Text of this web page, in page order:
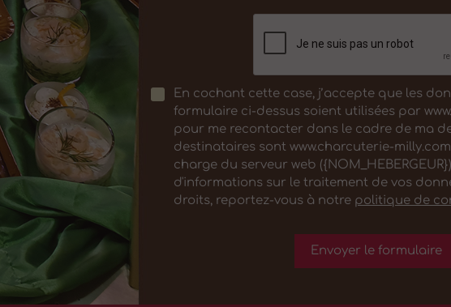
En cochant cette case, j’accepte que les
formulaire ci-dessus soient utilisées par
pour me recontacter dans le cadre de ma
destinataires sont www.charcuterie-
charge du serveur web
d'informations sur le traitement de vos
droits, reportez-vous à notre politique de